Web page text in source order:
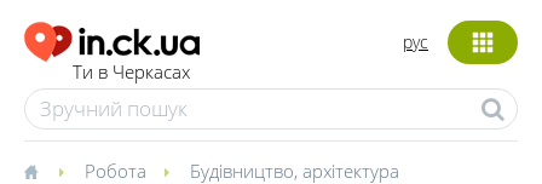
Ти в Черкасах
рус
Робота Будівництво, архітектура